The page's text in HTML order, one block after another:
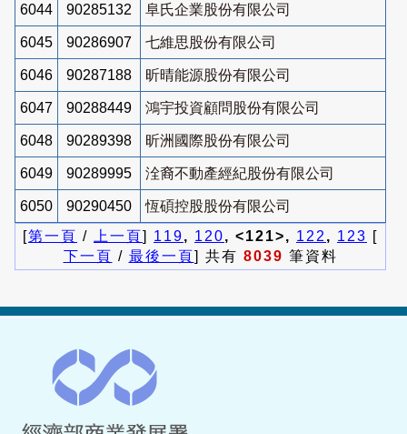
6044 90285132 阜氏企業股份有限公司
6045 90286907 七維思股份有限公司
6046 90287188 昕晴能源股份有限公司
6047 90288449 鴻宇投資顧問股份有限公司
6048 90289398 昕洲國際股份有限公司
6049 90289995 洤裔不動產經紀股份有限公司
6050 90290450
恆碩控股股份有限公司
[第一頁 / 上一頁] 119, 120, <121>, 122 , 123 [
下一頁 / 最後一頁] 共有 8039 筆資料